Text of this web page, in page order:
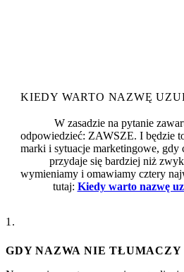
KIEDY WARTO NAZWĘ
W zasadzie na pytanie
odpowiedzieć: ZAWSZE. I będzie
marki i sytuacje marketingowe, gdy
przydaje się bardziej niż
wymieniamy i omawiamy cztery
tutaj: Kiedy warto nazwę
1.
GDY NAZWA NIE TŁUMACZY